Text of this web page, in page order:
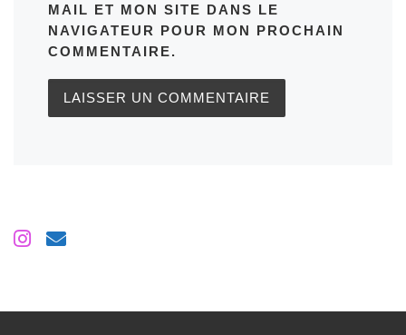
MAIL ET MON SITE DANS LE
NAVIGATEUR POUR MON PROCHAIN
COMMENTAIRE.